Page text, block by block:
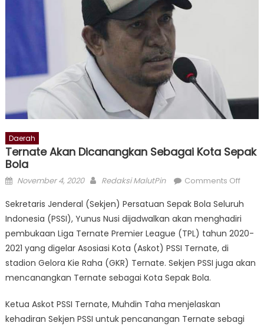
Daerah
Ternate Akan Dicanangkan Sebagai Kota Sepak
Bola
Posted
November 4, 2020 Author
Redaksi MalutPin Comments Offon
Akan
Sepak
Sekretaris Jenderal (Sekjen) Persatuan Sepak Bola Seluruh
Indonesia (PSSI), Yunus Nusi dijadwalkan akan menghadiri
pembukaan Liga Ternate Premier League (TPL) tahun 2020-
2021 yang digelar Asosiasi Kota (Askot) PSSI Ternate, di
stadion Gelora Kie Raha (GKR) Ternate. Sekjen PSSI juga akan
mencanangkan Ternate sebagai Kota Sepak Bola.
Ketua Askot PSSI Ternate, Muhdin Taha menjelaskan
kehadiran Sekjen PSSI untuk pencanangan Ternate sebagi